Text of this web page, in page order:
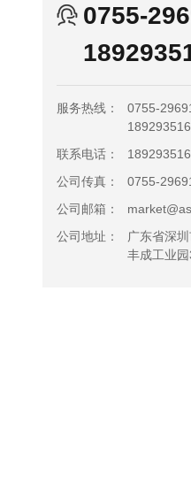
0755-
服务热线：
0755-
联系电话：
公司传真：
0755-
公司邮箱：
公司地址：
广东省深
丰成工业